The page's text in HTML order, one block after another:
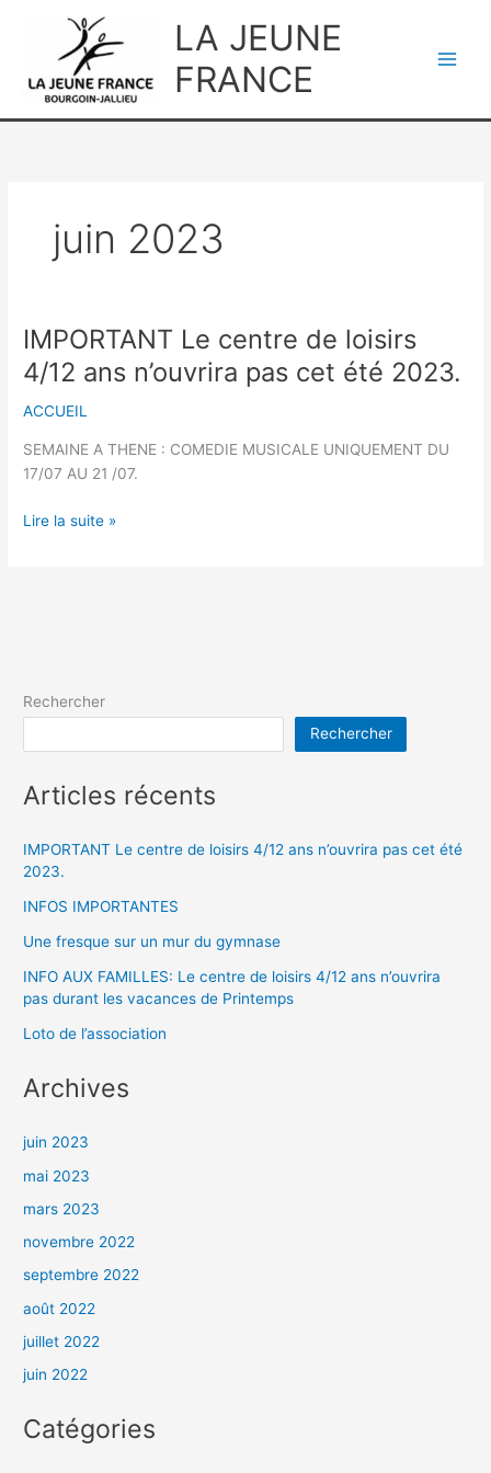
LA JEUNE
FRANCE
juin 2023
IMPORTANT Le centre de loisirs
4/12 ans n’ouvrira pas cet été 2023.
ACCUEIL
SEMAINE A THENE : COMEDIE MUSICALE UNIQUEMENT DU
17/07 AU 21 /07.
IMPORTANT
pas
2023.
Lire la suite »
Rechercher
Rechercher
Articles récents
IMPORTANT Le centre de loisirs 4/12 ans n’ouvrira pas cet été
2023.
INFOS IMPORTANTES
Une fresque sur un mur du gymnase
INFO AUX FAMILLES: Le centre de loisirs 4/12 ans n’ouvrira
pas durant les vacances de Printemps
Loto de l’association
Archives
juin 2023
mai 2023
mars 2023
novembre 2022
septembre 2022
août 2022
juillet 2022
juin 2022
Catégories